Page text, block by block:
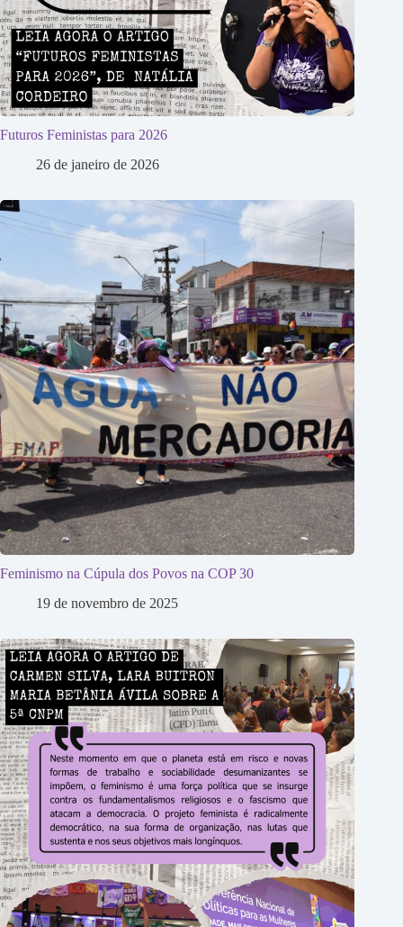
Futuros Feministas para 2026
26 de janeiro de 2026
Feminismo na Cúpula dos Povos na COP 30
19 de novembro de 2025